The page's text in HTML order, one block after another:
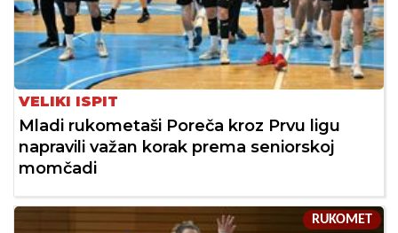
VELIKI ISPIT
Mladi rukometaši Poreča kroz Prvu ligu
napravili važan korak prema seniorskoj
momčadi
RUKOMET